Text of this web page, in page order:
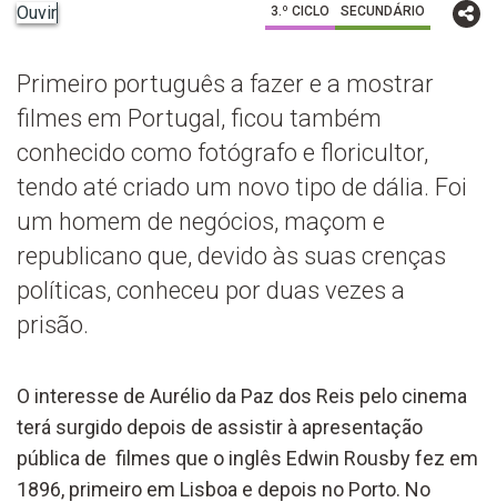
Ouvir 3.º CICLO SECUNDÁRIO
Primeiro português a fazer e a mostrar
filmes em Portugal, ficou também
conhecido como fotógrafo e floricultor,
tendo até criado um novo tipo de dália. Foi
um homem de negócios, maçom e
republicano que, devido às suas crenças
políticas, conheceu por duas vezes a
prisão.
O interesse de Aurélio da Paz dos Reis pelo cinema
terá surgido depois de assistir à apresentação
pública de filmes que o inglês Edwin Rousby fez em
1896, primeiro em Lisboa e depois no Porto. No